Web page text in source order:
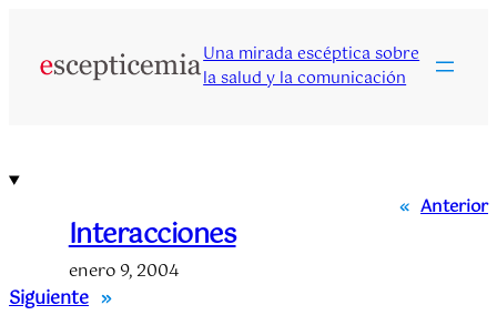
contenido
Una mirada escéptica sobre
la salud y la comunicación
« Anterior
Interacciones
enero 9, 2004
Siguiente »